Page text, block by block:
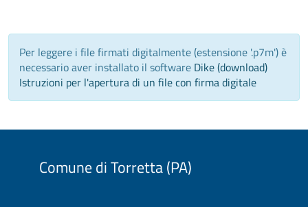
Per leggere i file firmati digitalmente (estensione '.p7m') è
necessario aver installato il software Dike (download)
Istruzioni per l'apertura di un file con firma digitale
Comune di Torretta (PA)